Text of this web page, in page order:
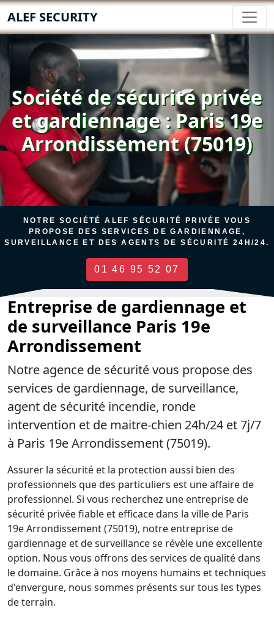
ALEF SECURITY
Société de sécurité privée
et gardiennage : Paris 19e
Arrondissement (75019)
NOTRE SOCIÉTÉ ALEF SÉCURITÉ PRIVÉE VOUS
PROPOSE DES SERVICES DE GARDIENNAGE,
SURVEILLANCE ET DES AGENTS DE SÉCURITÉ 24H/24.
01 46 95 52 07
Entreprise de gardiennage et
de surveillance Paris 19e
Arrondissement
Notre agence de sécurité vous propose des
services de gardiennage, de surveillance,
agent de sécurité incendie, ronde
intervention et de maitre-chien 24h/24 et 7j/7
à Paris 19e Arrondissement (75019).
Assurer la sécurité et la protection aussi bien des
professionnels que des particuliers est une affaire de
professionnel. Si vous recherchez une entreprise de
sécurité privée fiable et efficace dans la ville de Paris
19e Arrondissement (75019), notre entreprise de
gardiennage et de surveillance se révèle une excellente
option. Nous vous offrons des services de qualité dans
le domaine. Grâce à nos moyens humains et techniques
d'envergure, nous sommes présents sur tous les types
de terrain.